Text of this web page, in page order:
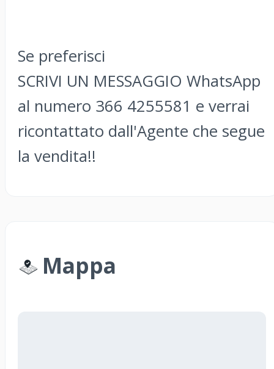
Se preferisci
SCRIVI UN MESSAGGIO WhatsApp
al numero 366 4255581 e verrai
ricontattato dall'Agente che segue
la vendita!!
Mappa